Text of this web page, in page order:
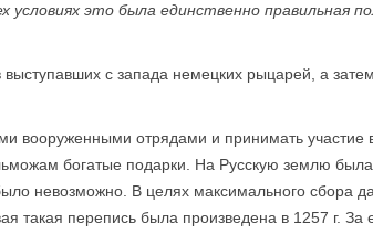
это была единственно правильная
с запада немецких рыцарей, а
вооруженными отрядами и принимать участие
богатые подарки. На Русскую землю
невозможно. В целях максимального сбора
такая перепись была произведена в 1257 г. За